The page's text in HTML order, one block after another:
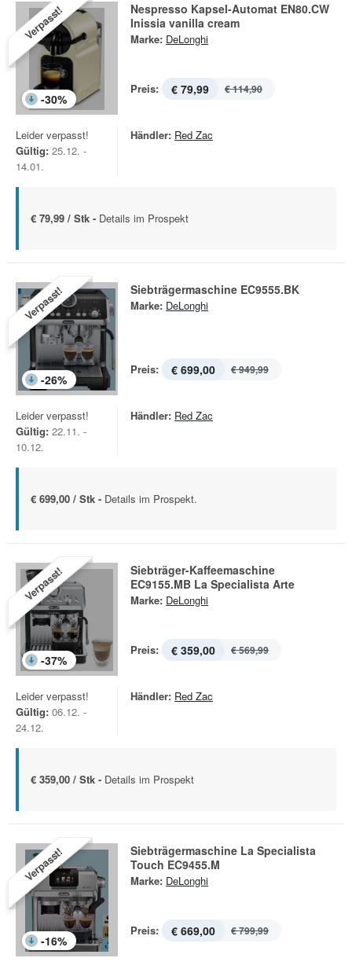
Verpasst!
-30%
Nespresso Kapsel-Automat EN80.CW
Inissia vanilla cream
Marke: DeLonghi
Preis: € 79,99 € 114,90
Leider verpasst!
Gültig: 25.12. -
14.01.
Händler: Red Zac
€ 79,99 / Stk - Details im Prospekt
Verpasst!
-26%
Siebträgermaschine EC9555.BK
Marke: DeLonghi
Preis: € 699,00 € 949,99
Leider verpasst!
Gültig: 22.11. -
10.12.
Händler: Red Zac
€ 699,00 / Stk - Details im Prospekt.
Verpasst!
-37%
Siebträger-Kaffeemaschine
EC9155.MB La Specialista Arte
Marke: DeLonghi
Preis: € 359,00 € 569,99
Leider verpasst!
Gültig: 06.12. -
24.12.
Händler: Red Zac
€ 359,00 / Stk - Details im Prospekt
Verpasst!
-16%
Siebträgermaschine La Specialista
Touch EC9455.M
Marke: DeLonghi
Preis: € 669,00 € 799,99